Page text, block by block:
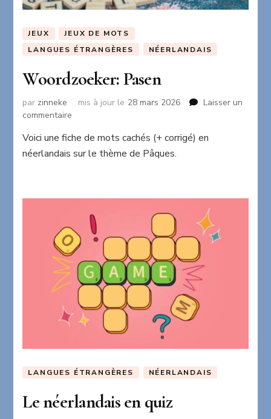
JEUX
JEUX DE MOTS
LANGUES ÉTRANGÈRES
NÉERLANDAIS
Woordzoeker: Pasen
par zinneke mis à jour le 28 mars 2026
Laisser un
commentaire
Pasen
Voici une fiche de mots cachés (+ corrigé) en
néerlandais sur le thème de Pâques.
LANGUES ÉTRANGÈRES NÉERLANDAIS
Le néerlandais en quiz